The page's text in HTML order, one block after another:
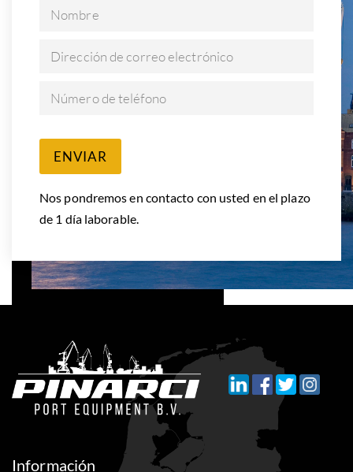
Nombre
Dirección de correo electrónico
Número de teléfono
ENVIAR
Nos pondremos en contacto con usted en el plazo
de 1 día laborable.
Información